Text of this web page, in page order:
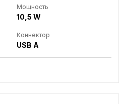
Мощность
10,5 W
Коннектор
USB A